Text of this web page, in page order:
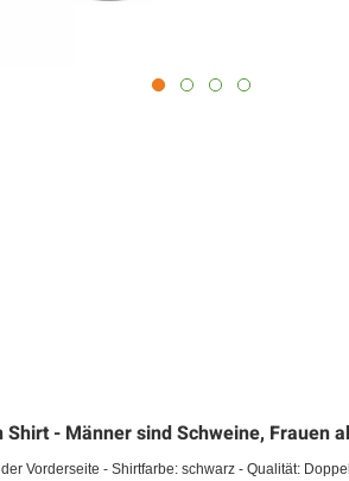
Shirt - Männer sind Schweine, Frauen
Vorderseite - Shirtfarbe: schwarz - Qualität: